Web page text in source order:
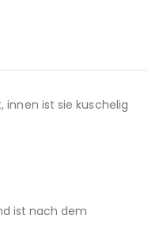
ist sie kuschelig
ist nach dem